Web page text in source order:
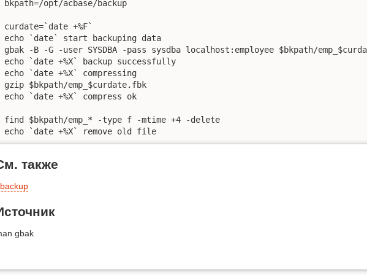
bkpath=/opt/acbase/backup
curdate=`date +%F`
echo `date` start backuping data
gbak -B -G -user SYSDBA -pass sysdba localhost:employee $bkpath/
echo `date +%X` backup successfully
echo `date +%X` compressing
gzip $bkpath/emp_$curdate.fbk
echo `date +%X` compress ok
find $bkpath/emp_* -type f -mtime +4 -delete
echo `date +%X` remove old file
также
gbak